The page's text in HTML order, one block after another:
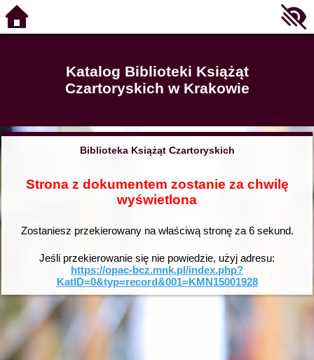
Katalog Biblioteki Książąt
Czartoryskich w Krakowie
Biblioteka Książąt Czartoryskich
Strona z dokumentem zostanie za chwilę
wyświetlona
Zostaniesz przekierowany na właściwą stronę za 6sekund.
Jeśli przekierowanie się nie powiedzie, użyj adresu:
https://opac-bcz.mnk.pl/index.php?
KatID=0&typ=record&001=KMN15001928